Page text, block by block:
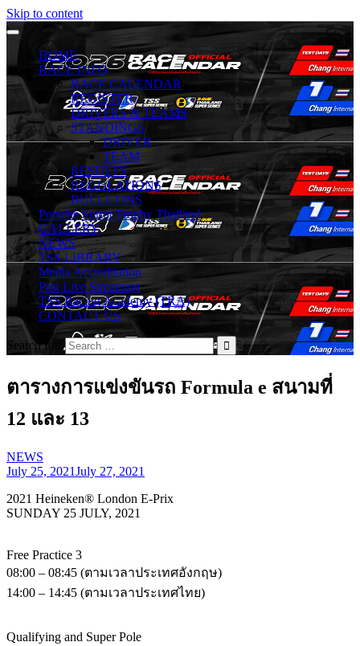
Skip to content
HOME
RACE INFO
RACE CALENDAR
REGISTER
DRIVERS & TEAMS
STANDINGS
DRIVER
TEAM
RESULTS
REGULATIONS
BULLETINS
Porsche Sprint Trophy Thailand
GALLERY
NEWS
TSS LIBRARY
Media Accreditation
Past Live Streaming
TSS Racing Academy (TRA)
CONTACT US
Search for:
ตารางการแข่งขันรถ Formula e สนามที่
12 และ 13
NEWS
July 25, 2021July 27, 2021
2021 Heineken® London E-Prix
SUNDAY 25 JULY, 2021
Free Practice 3
08:00 – 08:45 (ตามเวลาประเทศอังกฤษ)
14:00 – 14:45 (ตามเวลาประเทศไทย)
Qualifying and Super Pole